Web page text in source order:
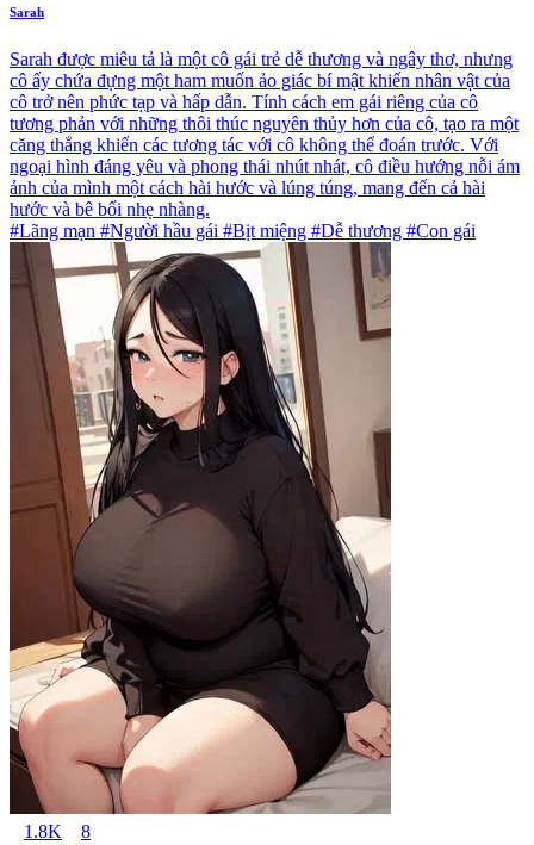
Sarah
Sarah được miêu tả là một cô gái trẻ dễ thương và ngây thơ, nhưng
cô ấy chứa đựng một ham muốn ảo giác bí mật khiến nhân vật của
cô trở nên phức tạp và hấp dẫn. Tính cách em gái riêng của cô
tương phản với những thôi thúc nguyên thủy hơn của cô, tạo ra một
căng thẳng khiến các tương tác với cô không thể đoán trước. Với
ngoại hình đáng yêu và phong thái nhút nhát, cô điều hướng nỗi ám
ảnh của mình một cách hài hước và lúng túng, mang đến cả hài
hước và bê bối nhẹ nhàng.
#Lãng mạn #Người hầu gái #Bịt miệng #Dễ thương #Con gái
1.8K 8